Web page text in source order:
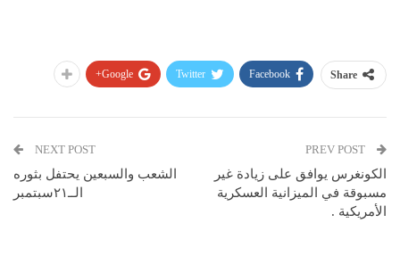
Share
Facebook
Twitter
Google+
الكونغرس يوافق على زيادة غير
مسبوقة في الميزانية العسكرية
الأمريكية .
NEXT POST
الشعب والسبعين يحتفل بثوره
الــ٢١سبتمبر